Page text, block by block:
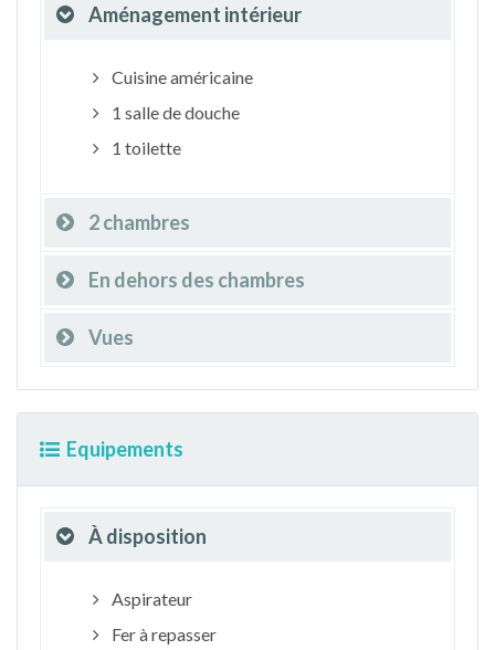
Aménagement intérieur
Cuisine américaine
1 salle de douche
1 toilette
2 chambres
En dehors des chambres
Vues
Equipements
À disposition
Aspirateur
Fer à repasser